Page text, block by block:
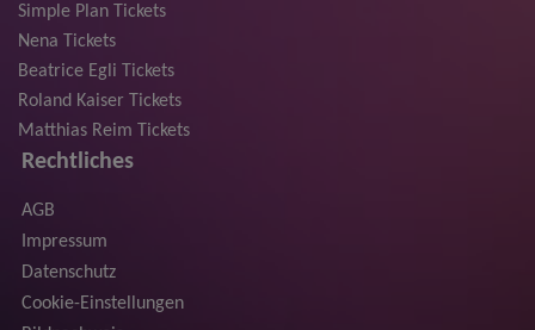
Simple Plan Tickets
Nena Tickets
Beatrice Egli Tickets
Roland Kaiser Tickets
Matthias Reim Tickets
Rechtliches
AGB
Impressum
Datenschutz
Cookie-Einstellungen